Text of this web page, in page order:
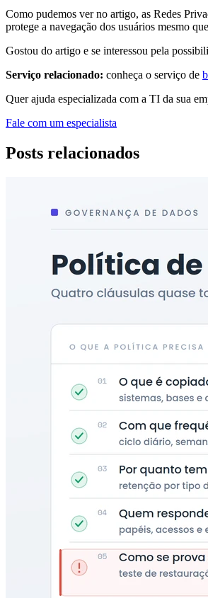
Como pudemos ver no artigo, as Redes
protege a navegação dos usuários mesmo
Gostou do artigo e se interessou pela
Serviço relacionado: conheça o serviço de
Quer ajuda especializada com a TI da sua
Fale com um especialista
Posts relacionados